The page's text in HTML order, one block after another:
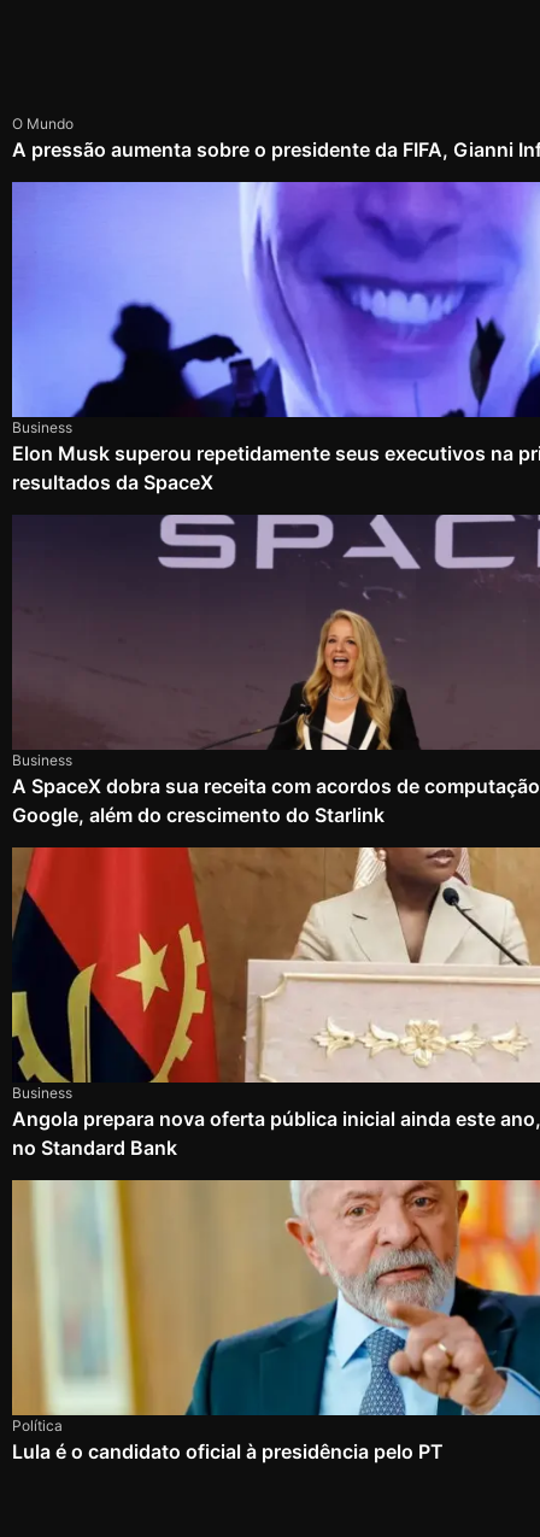
O Mundo
A pressão aumenta sobre o presidente da FIFA, Gianni
Business
Elon Musk superou repetidamente seus executivos na
resultados da SpaceX
Business
A SpaceX dobra sua receita com acordos de
Google, além do crescimento do Starlink
Business
Angola prepara nova oferta pública inicial ainda este
no Standard Bank
Política
Lula é o candidato oficial à presidência pelo PT